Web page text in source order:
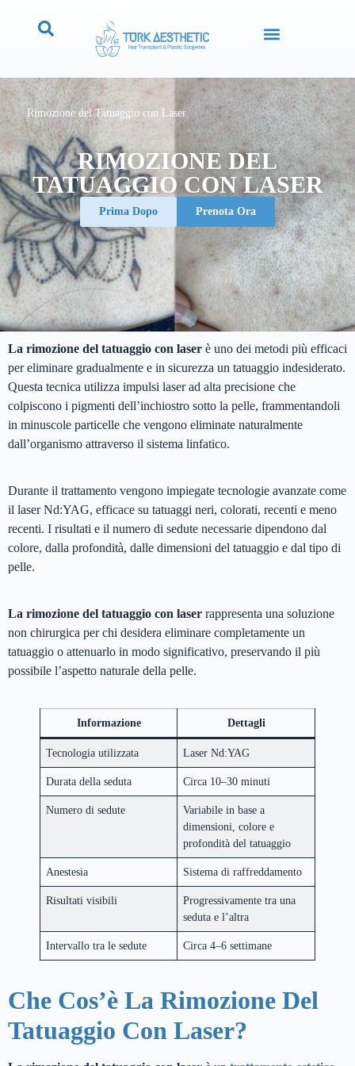
Rimozione del Tatuaggio con Laser
RIMOZIONE DEL
TATUAGGIO CON LASER
Prima Dopo Prenota Ora
La rimozione del tatuaggio con laser è uno dei metodi più efficaci
per eliminare gradualmente e in sicurezza un tatuaggio indesiderato.
Questa tecnica utilizza impulsi laser ad alta precisione che
colpiscono i pigmenti dell’inchiostro sotto la pelle, frammentandoli
in minuscole particelle che vengono eliminate naturalmente
dall’organismo attraverso il sistema linfatico.
Durante il trattamento vengono impiegate tecnologie avanzate come
il laser Nd:YAG, efficace su tatuaggi neri, colorati, recenti e meno
recenti. I risultati e il numero di sedute necessarie dipendono dal
colore, dalla profondità, dalle dimensioni del tatuaggio e dal tipo di
pelle.
La rimozione del tatuaggio con laser rappresenta una soluzione
non chirurgica per chi desidera eliminare completamente un
tatuaggio o attenuarlo in modo significativo, preservando il più
possibile l’aspetto naturale della pelle.
Informazione Dettagli
Tecnologia utilizzata Laser Nd:YAG
Durata della seduta Circa 10–30 minuti
Numero di sedute
Variabile in base a
dimensioni, colore e
profondità del tatuaggio
Anestesia Sistema di raffreddamento
Risultati visibili
Progressivamente tra una
seduta e l’altra
Intervallo tra le sedute Circa 4–6 settimane
Che Cos’è La Rimozione Del
Tatuaggio Con Laser?